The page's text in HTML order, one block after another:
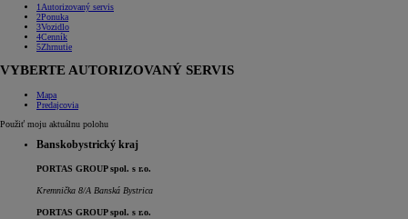
1 Autorizovaný servis
2Ponuka
3Vozidlo
4Cenník
5Zhrnutie
VYBERTE AUTORIZOVANÝ SERVIS
Mapa
Predajcovia
Použiť moju aktuálnu polohu
Banskobystrický kraj
PORTAS GROUP spol. s r.o.
Kremnička 8/A Banská Bystrica
PORTAS GROUP spol. s r.o.